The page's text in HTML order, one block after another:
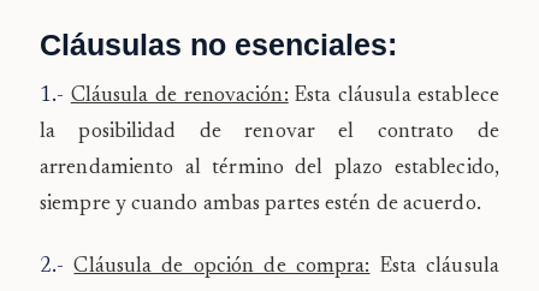
Cláusulas no esenciales:
1.- Cláusula de renovación: Esta cláusula establece
la posibilidad de renovar el contrato de
arrendamiento al término del plazo establecido,
siempre y cuando ambas partes estén de acuerdo.
2.- Cláusula de opción de compra: Esta cláusula